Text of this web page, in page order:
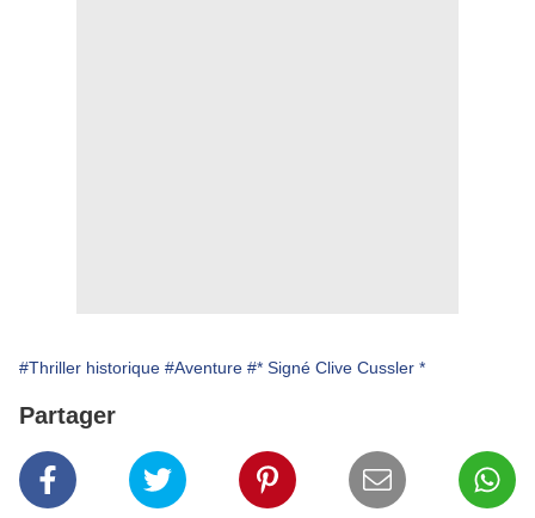
#Thriller historique #Aventure #* Signé Clive Cussler *
Partager